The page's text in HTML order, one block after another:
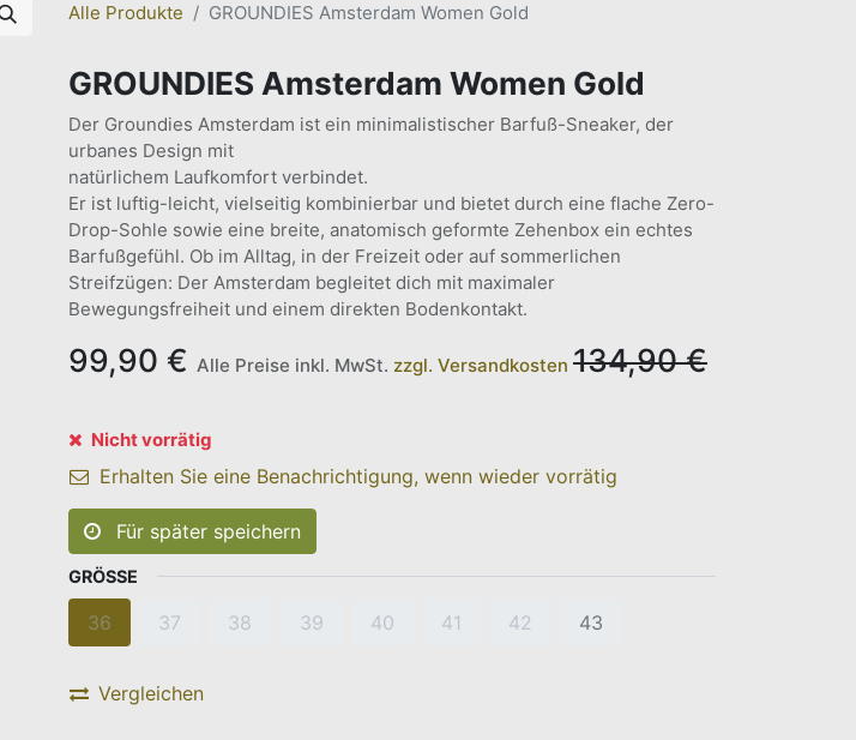
Alle Produkte GROUNDIES Amsterdam Women Gold
GROUNDIES Amsterdam Women Gold
Der Groundies Amsterdam ist ein minimalistischer Barfuß-Sneaker, der
urbanes Design mit
natürlichem Laufkomfort verbindet.
Er ist luftig-leicht, vielseitig kombinierbar und bietet durch eine flache Zero-
Drop-Sohle sowie eine breite, anatomisch geformte Zehenbox ein echtes
Barfußgefühl. Ob im Alltag, in der Freizeit oder auf sommerlichen
Streifzügen: Der Amsterdam begleitet dich mit maximaler
Bewegungsfreiheit und einem direkten Bodenkontakt.
99,90 € Alle Preise inkl. MwSt. zzgl. Versandkosten 134,90€
Nicht vorrätig
Erhalten Sie eine Benachrichtigung, wenn wieder vorrätig
Für später speichern
GRÖSSE
36 37 38 39 40 41 42 43
Vergleichen